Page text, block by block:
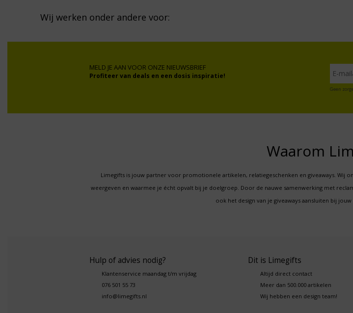
Wij werken onder andere voor:
MELD JE AAN VOOR ONZE NIEUWSBRIEF
Profiteer van deals en een dosis inspiratie!
Geen
Waarom
Limegifts is jouw partner voor promotionele artikelen, relatiegeschenken en giveaways. Wij
weergeven en waarmee je écht opvalt bij je doelgroep. Door de nauwe samenwerking met
ook het design van je giveaways aansluiten bij
Hulp of advies nodig?
Klantenservice maandag t/m vrijdag
076 501 55 73
info@limegifts.nl
Dit is Limegifts
Altijd direct contact
Meer dan 500.000 artikelen
Wij hebben een design team!